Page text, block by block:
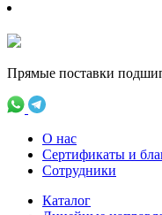
Прямые поставки
О нас
Сертификаты и
Сотрудники
Каталог